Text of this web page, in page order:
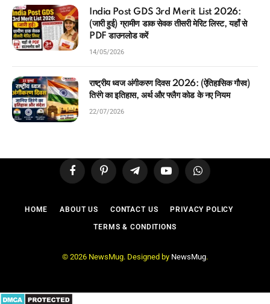
India Post GDS 3rd Merit List 2026:
(जारी हुई) ग्रामीण डाक सेवक तीसरी मेरिट लिस्ट, यहाँ से
PDF डाउनलोड करें
14/05/2026
राष्ट्रीय ध्वज अंगीकरण दिवस 2026: (ऐतिहासिक गौरव)
तिरंगे का इतिहास, अर्थ और फ्लैग कोड के नए नियम
22/07/2026
FacebookPinterest TelegramYouTubeWhatsApp
HOME ABOUT US CONTACT US PRIVACY POLICY
TERMS & CONDITIONS
© 2026 NewsMug. Designed by NewsMug.